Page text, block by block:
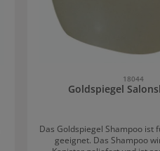
18044
Goldspiegel
Das Goldspiegel Shampoo ist
geeignet. Das Shampoo